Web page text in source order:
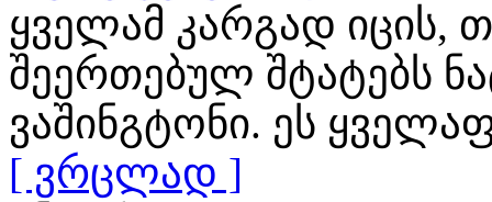
ყველამ კარგად იცის,
შეერთებულ შტატებს
ვაშინგტონი. ეს
[ ვრცლად ]